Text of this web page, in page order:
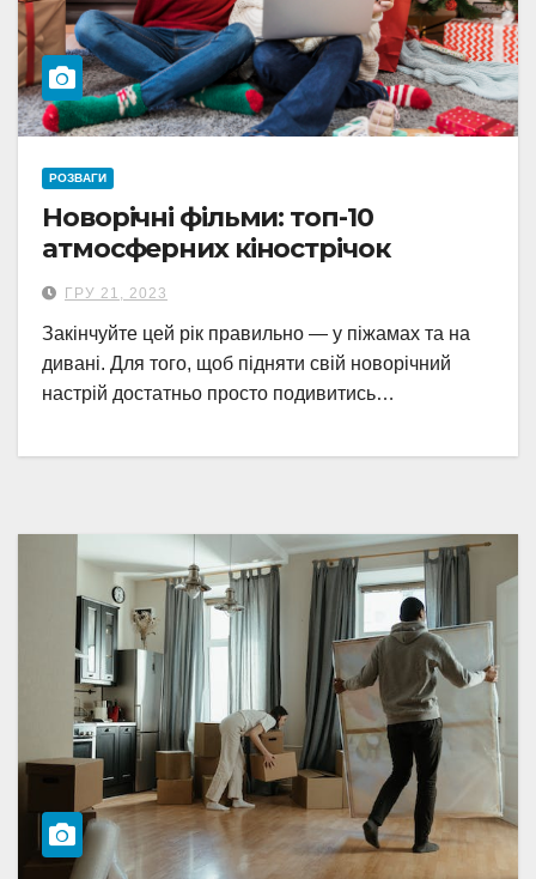
РОЗВАГИ
Новорічні фільми: топ-10
атмосферних кінострічок
ГРУ 21, 2023
Закінчуйте цей рік правильно — у піжамах та на
дивані. Для того, щоб підняти свій новорічний
настрій достатньо просто подивитись…